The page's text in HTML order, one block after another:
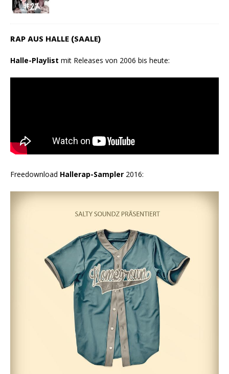
RAP AUS HALLE (SAALE)
Halle-Playlist mit Releases von 2006 bis heute:
Freedownload Hallerap-Sampler 2016: